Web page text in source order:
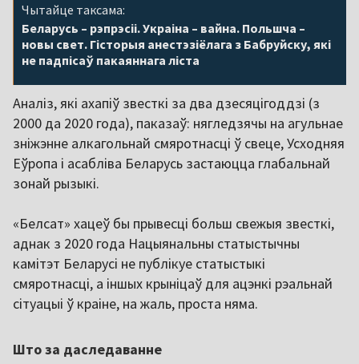
Чытайце таксама:
Беларусь – рэпрэсіі. Украіна – вайна. Польшча –
новы свет. Гісторыя анестэзіёлага з Бабруйску, які
не падпісаў пакаяннага ліста
Аналіз, які ахапіў звесткі за два дзесяцігоддзі (з
2000 да 2020 года), паказаў: нягледзячы на агульнае
зніжэнне алкагольнай смяротнасці ў свеце, Усходняя
Еўропа і асабліва Беларусь застаюцца глабальнай
зонай рызыкі.
«Белсат» хацеў бы прывесці больш свежыя звесткі,
аднак з 2020 года Нацыянальны статыстычны
камітэт Беларусі не публікуе статыстыкі
смяротнасці, а іншых крыніцаў для ацэнкі рэальнай
сітуацыі ў краіне, на жаль, проста няма.
Што за даследаванне